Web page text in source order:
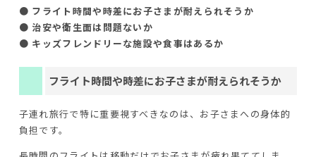
● フライト時間や時差にお子さまが耐えられそうか
● 治安や衛生面は問題ないか
● キッズフレンドリーな施設や食事はあるか
フライト時間や時差にお子さまが耐えられそうか
子連れ旅行で特に重要視すべきなのは、お子さまへの身体的
負担です。